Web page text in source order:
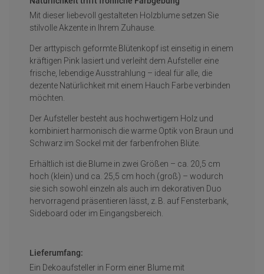
Mit dieser liebevoll gestalteten Holzblume setzen Sie
stilvolle Akzente in Ihrem Zuhause.
Der arttypisch geformte Blütenkopf ist einseitig in einem
kräftigen Pink lasiert und verleiht dem Aufsteller eine
frische, lebendige Ausstrahlung – ideal für alle, die
dezente Natürlichkeit mit einem Hauch Farbe verbinden
möchten.
Der Aufsteller besteht aus hochwertigem Holz und
kombiniert harmonisch die warme Optik von Braun und
Schwarz im Sockel mit der farbenfrohen Blüte.
Erhältlich ist die Blume in zwei Größen – ca. 20,5 cm
hoch (klein) und ca. 25,5 cm hoch (groß) – wodurch
sie sich sowohl einzeln als auch im dekorativen Duo
hervorragend präsentieren lässt, z. B. auf Fensterbank,
Sideboard oder im Eingangsbereich.
Lieferumfang:
Ein Dekoaufsteller in Form einer Blume mit